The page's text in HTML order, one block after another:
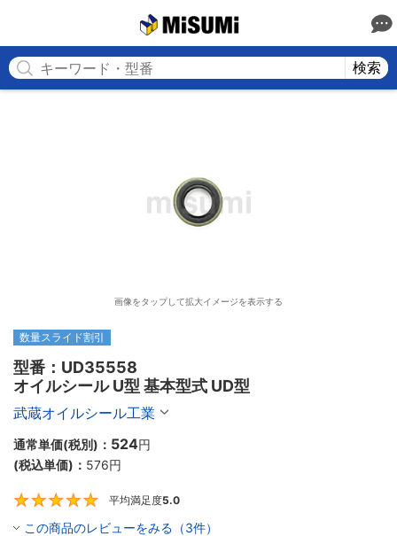
検索
画像をタップして拡大イメージを表示する
数量スライド割引
型番：UD35558
オイルシール U型 基本型式 UD型
武蔵オイルシール工業
通常単価(税別)： 524円
(税込単価)： 576円
平均満足度5.0
この商品のレビューをみる（3件）